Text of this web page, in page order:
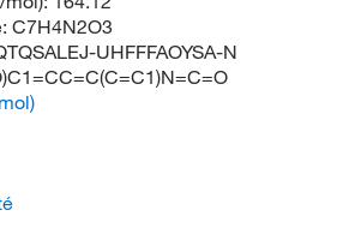
C7H4N2O3
UHFFFAOYSA-N